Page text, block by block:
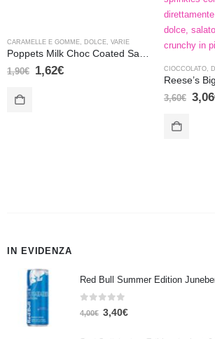
CARAMELLE E GOMME, DOLCE, VARIE
Poppets Milk Choc Coated Salted Caramel Fudge 36gr
1,90€ 1,62€ CIOCCOLATO,
3,60€ 3,06
IN EVIDENZA
Red Bull Summer Edition
Su 5
4,00€ 3,40€